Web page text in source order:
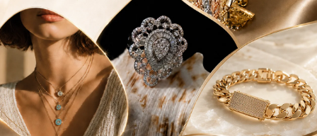
İMAMOĞLU: “SU
ZAMMINI ELEŞTİRENLER,
DOĞALGAZ VE YAKIT
ZAMLARINA BAKSIN!”